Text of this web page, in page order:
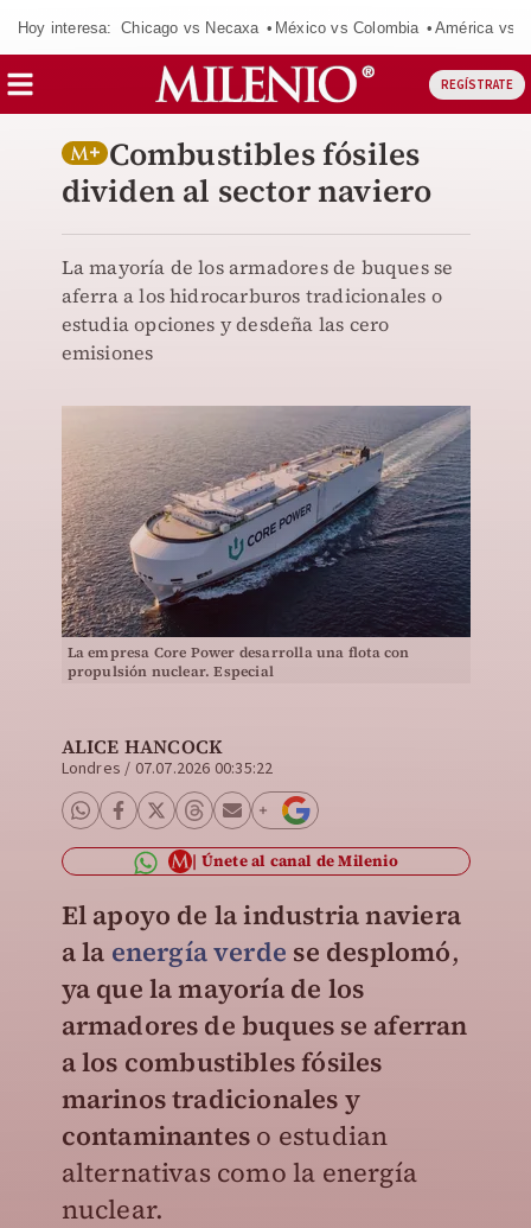
Hoy interesa: Chicago vs Necaxa México vs Colombia América vs
REGÍSTRATE
Combustibles fósiles
dividen al sector naviero
La mayoría de los armadores de buques se
aferra a los hidrocarburos tradicionales o
estudia opciones y desdeña las cero
emisiones
La empresa Core Power desarrolla una flota con
propulsión nuclear. Especial
ALICE HANCOCK
Londres / 07.07.2026 00:35:22
Únete al canal de Milenio
El apoyo de la industria naviera
a la energía verde se desplomó,
ya que la mayoría de los
armadores de buques se aferran
a los combustibles fósiles
marinos tradicionales y
contaminantes o estudian
alternativas como la energía
nuclear.